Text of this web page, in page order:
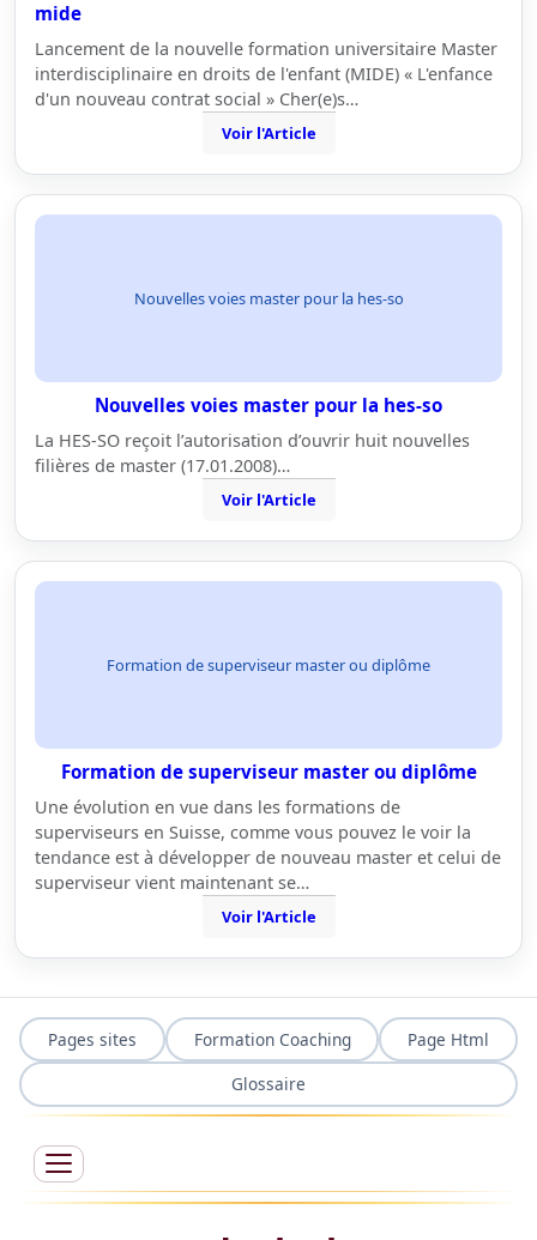
mide
Lancement de la nouvelle formation universitaire Master
interdisciplinaire en droits de l'enfant (MIDE) « L'enfance
d'un nouveau contrat social » Cher(e)s…
Voir l'Article
Nouvelles voies master pour la hes-so
Nouvelles voies master pour la hes-so
La HES-SO reçoit l’autorisation d’ouvrir huit nouvelles
filières de master (17.01.2008)…
Voir l'Article
Formation de superviseur master ou diplôme
Formation de superviseur master ou diplôme
Une évolution en vue dans les formations de
superviseurs en Suisse, comme vous pouvez le voir la
tendance est à développer de nouveau master et celui de
superviseur vient maintenant se…
Voir l'Article
Pages sites Formation Coaching
Page Html
Glossaire